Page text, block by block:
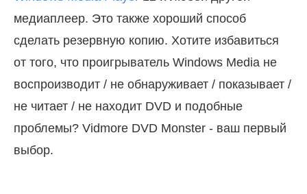
медиаплеер. Это также хороший способ
сделать резервную копию. Хотите избавиться
от того, что проигрыватель Windows Media не
воспроизводит / не обнаруживает / показывает /
не читает / не находит DVD и подобные
проблемы? Vidmore DVD Monster - ваш первый
выбор.